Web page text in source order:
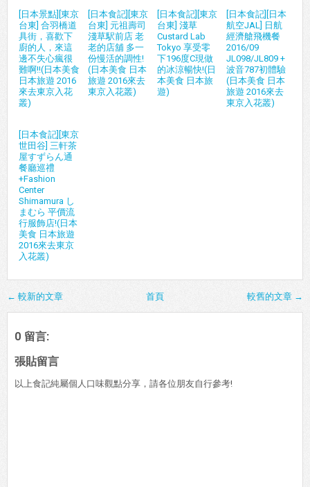
[日本景點][東京
台東] 合羽橋道
具街，喜歡下
廚的人，來這
邊不失心瘋很
難啊!!(日本美食
日本旅遊 2016
來去東京入花
叢)
[日本食記][東京
台東] 元祖壽司
淺草駅前店 老
老的店舖 多一
份慢活的調性!
(日本美食 日本
旅遊 2016來去
東京入花叢)
[日本食記][東京
台東] 淺草
Custard Lab
Tokyo 享受零
下196度C現做
的冰涼暢快!(日
本美食 日本旅
遊)
[日本食記][日本
航空JAL] 日航
經濟艙飛機餐
2016/09
JL098/JL809 +
波音787初體驗
(日本美食 日本
旅遊 2016來去
東京入花叢)
[日本食記][東京
世田谷] 三軒茶
屋すずらん通
餐廳巡禮
+Fashion
Center
Shimamura し
まむら 平價流
行服飾店!(日本
美食 日本旅遊
2016來去東京
入花叢)
← 較新的文章 較舊的文章 →
首頁
0 留言:
張貼留言
以上食記純屬個人口味觀點分享，請各位朋友自行參考!